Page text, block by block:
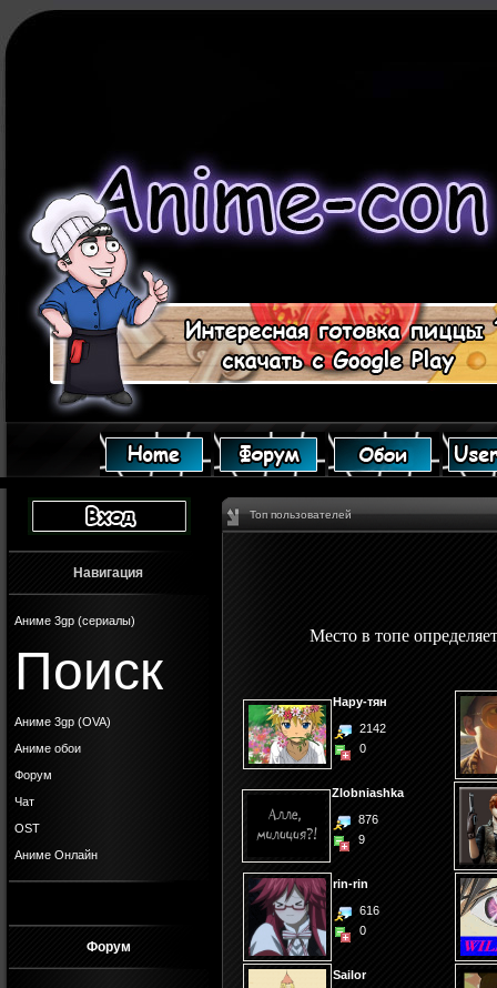
Навигация
Аниме 3gp (сериалы)
Поиск
Аниме 3gp (OVA)
Аниме обои
Форум
Чат
OST
Аниме Онлайн
Форум
Топ пользователей
Место в топе
Нару-тян
2142
0
Zlobniashka
876
9
rin-rin
616
0
Sailor